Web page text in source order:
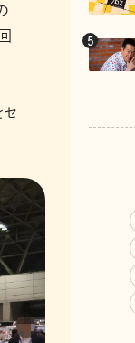
セ